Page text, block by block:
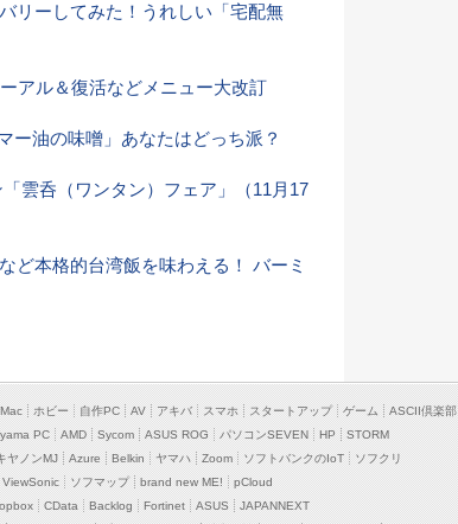
リーしてみた！うれしい「宅配無
アル＆復活などメニュー大改訂
ー油の味噌」あなたはどっち派？
雲呑（ワンタン）フェア」（11月17
ど本格的台湾飯を味わえる！ バーミ
ホビー 自作PC AV アキバ スマホ スタートアップ ゲーム
ASCII倶楽部
PC AMD Sycom ASUS ROG パソコンSEVEN HP
STORM
ヤノンMJ Azure Belkin ヤマハ Zoom ソフトバンクのIoT
ソフクリ
ViewSonic ソフマップ brand new ME!
pCloud
CData Backlog Fortinet ASUS
JAPANNEXT